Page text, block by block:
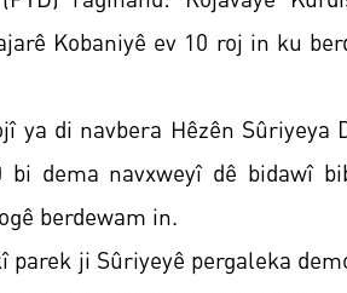
Kobaniyê ev 10 roj in ku
di navbera Hêzên Sûriyeya
dema navxweyî dê bidawî
berdewam in.
ji Sûriyeyê pergaleka